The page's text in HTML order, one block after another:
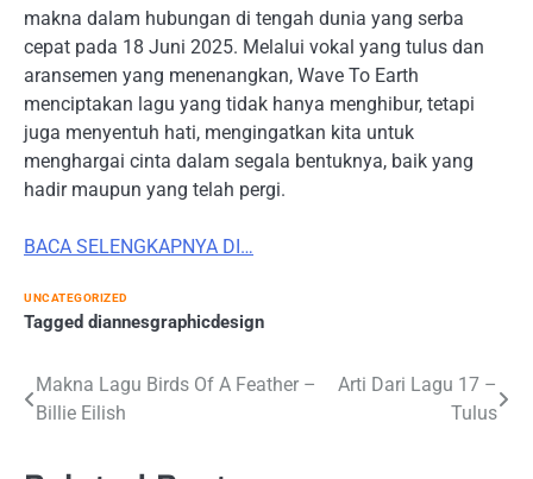
makna dalam hubungan di tengah dunia yang serba
cepat pada 18 Juni 2025. Melalui vokal yang tulus dan
aransemen yang menenangkan, Wave To Earth
menciptakan lagu yang tidak hanya menghibur, tetapi
juga menyentuh hati, mengingatkan kita untuk
menghargai cinta dalam segala bentuknya, baik yang
hadir maupun yang telah pergi.
BACA SELENGKAPNYA DI…
UNCATEGORIZED
Tagged diannesgraphicdesign
Post
Makna Lagu Birds Of A Feather –
Billie Eilish
Arti Dari Lagu 17 –
Tulus